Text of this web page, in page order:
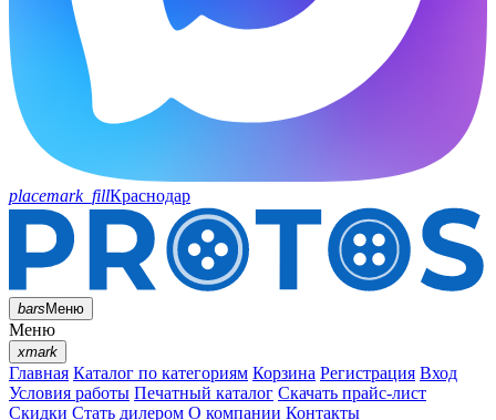
placemark_fillКраснодар
barsМеню
Меню
xmark
Главная Каталог по категориям Корзина Регистрация Вход
Условия работы Печатный каталог Скачать прайс-лист
Скидки Стать дилером О компании Контакты